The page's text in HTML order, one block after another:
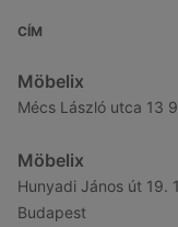
CÍM
Möbelix
Mécs László utca 13
Möbelix
Hunyadi János út 19.
Budapest